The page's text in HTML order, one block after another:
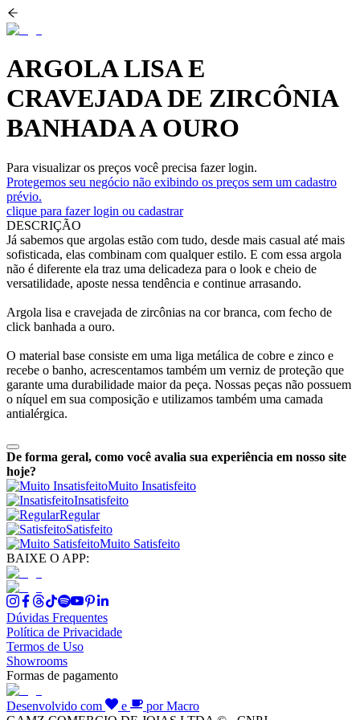
ARGOLA LISA E
CRAVEJADA DE ZIRCÔNIA
BANHADA A OURO
Para visualizar os preços você precisa fazer login.
Protegemos seu negócio não exibindo os preços sem um cadastro
prévio.
clique para fazer login ou cadastrar
DESCRIÇÃO
Já sabemos que argolas estão com tudo, desde mais casual até mais
sofisticada, elas combinam com qualquer estilo. E com essa argola
não é diferente ela traz uma delicadeza para o look e cheio de
versatilidade, aposte nessa tendência e continue arrasando.
Argola lisa e cravejada de zircônias na cor branca, com fecho de
click banhada a ouro.
O material base consiste em uma liga metálica de cobre e zinco e
recebe o banho, acrescentamos também um verniz de proteção que
garante uma durabilidade maior da peça. Nossas peças não possuem
o níquel em sua composição e utilizamos também uma camada
antialérgica.
De forma geral, como você avalia sua experiência em nosso site
hoje?
Muito Insatisfeito
Insatisfeito
Regular
Satisfeito
Muito Satisfeito
BAIXE O APP:
Dúvidas Frequentes
Política de Privacidade
Termos de Uso
Showrooms
Formas de pagamento
Desenvolvido com e
por Macro